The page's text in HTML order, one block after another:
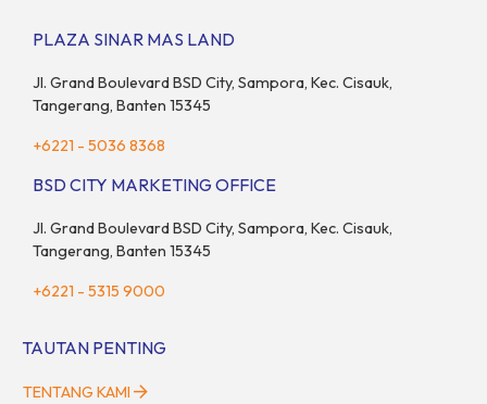
target. “Kami yakin target […]
PLAZA SINAR MAS LAND
Jl. Grand Boulevard BSD City, Sampora, Kec. Cisauk,
Tangerang, Banten 15345
+6221 - 5036 8368
BSD CITY MARKETING OFFICE
Jl. Grand Boulevard BSD City, Sampora, Kec. Cisauk,
Tangerang, Banten 15345
+6221 - 5315 9000
TAUTAN PENTING
TENTANG KAMI